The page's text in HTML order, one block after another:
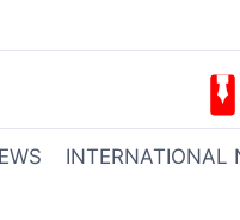
INTERNATIONAL